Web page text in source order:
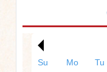
Su
Mo Tu